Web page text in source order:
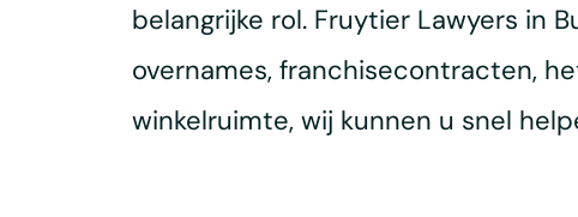
belangrijke rol. Fruytier Lawyers in
overnames, franchisecontracten,
winkelruimte, wij kunnen u snel